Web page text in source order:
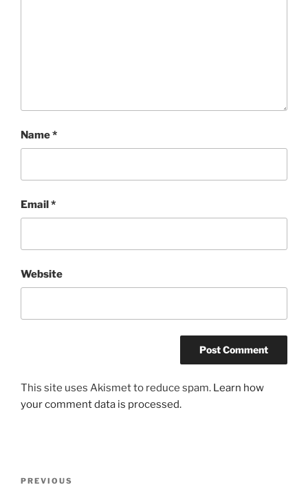
Name*
Email*
Website
This site uses Akismet to reduce spam. Learn how
your comment data is processed.
Previous
PREVIOUS